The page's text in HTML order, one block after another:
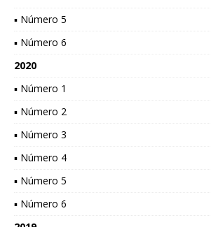
▪ Número 5
▪ Número 6
2020
▪ Número 1
▪ Número 2
▪ Número 3
▪ Número 4
▪ Número 5
▪ Número 6